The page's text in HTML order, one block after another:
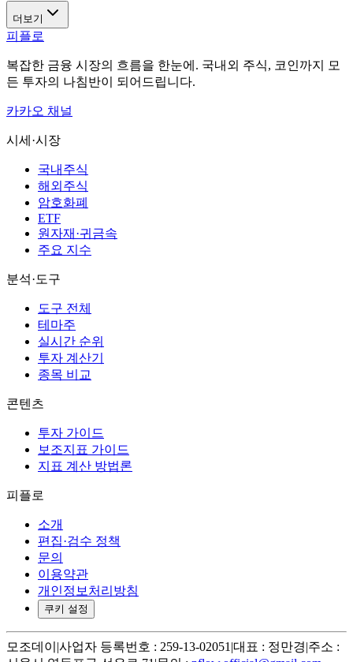
더보기
피플로
복잡한 금융 시장의 흐름을 한눈에. 국내외 주식, 코인까지 모
든 투자의 나침반이 되어드립니다.
카카오 채널
시세·시장
국내주식
해외주식
암호화폐
ETF
원자재·귀금속
주요 지수
분석·도구
도구 전체
테마주
실시간 순위
투자 계산기
종목 비교
콘텐츠
투자 가이드
보조지표 가이드
지표 계산 방법론
피플로
소개
편집·검수 정책
문의
이용약관
개인정보처리방침
쿠키 설정
모조데이 |사업자 등록번호 : 259-13-02051 |대표 : 정만경|주소 :